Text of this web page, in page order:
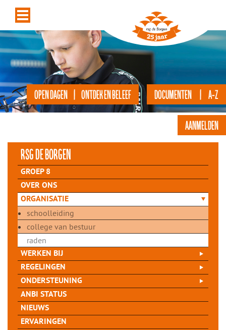
DOCUMENTEN | A-Z
OPEN DAGEN | ONTDEK EN BELEEF
AANMELDEN
rsg de Borgen
GROEP 8
OVER ONS
ORGANISATIE
schoolleiding
college van bestuur
raden
WERKEN BIJ
REGELINGEN
ONDERSTEUNING
ANBI STATUS
NIEUWS
ERVARINGEN